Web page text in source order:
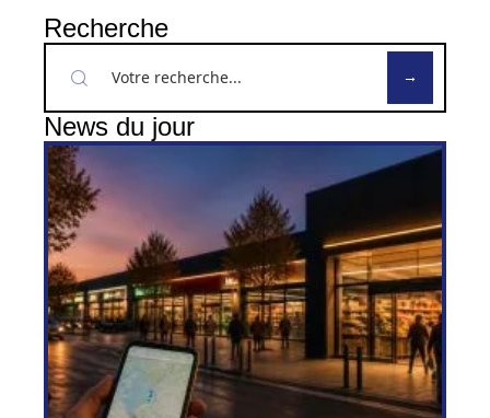
Recherche
News du jour